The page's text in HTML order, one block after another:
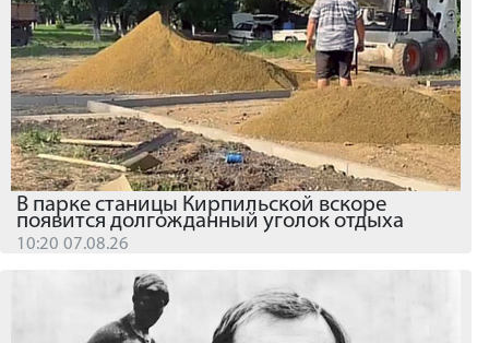
В парке станицы Кирпильской вскоре
появится долгожданный уголок отдыха
10:20 07.08.26